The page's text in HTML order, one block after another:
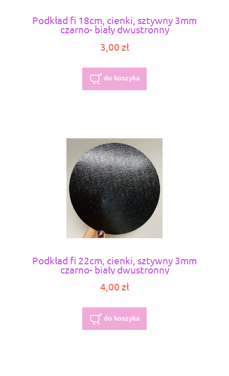
Podkład fi 18cm, cienki, sztywny 3mm
czarno- biały dwustronny
3,00 zł
do koszyka
Podkład fi 22cm, cienki, sztywny 3mm
czarno- biały dwustronny
4,00 zł
do koszyka